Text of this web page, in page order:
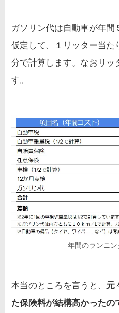
ガソリン代は自動車が年間
仮定して、１リッター当た
分で計算します。なおリッ
す。
年間のランニ
本当のところを言うと、 元
た保険料が結構高かったの